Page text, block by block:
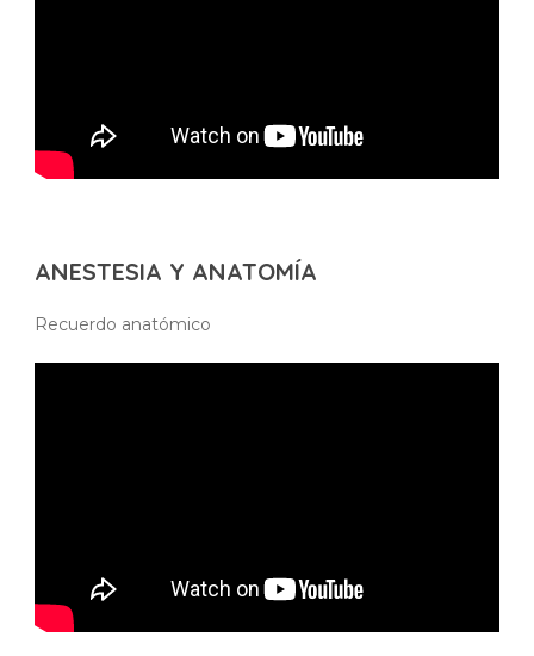
ANESTESIA Y ANATOMÍA
Recuerdo anatómico